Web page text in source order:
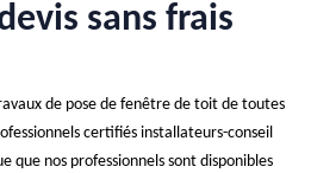
sans frais
de pose de fenêtre de toit de toutes
certifiés installateurs-conseil
que nos professionnels sont disponibles